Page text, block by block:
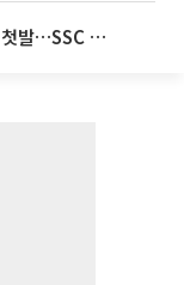
티웨이항공, 새 이름 '트리니티항공' 첫발…SSC 전략 본격화